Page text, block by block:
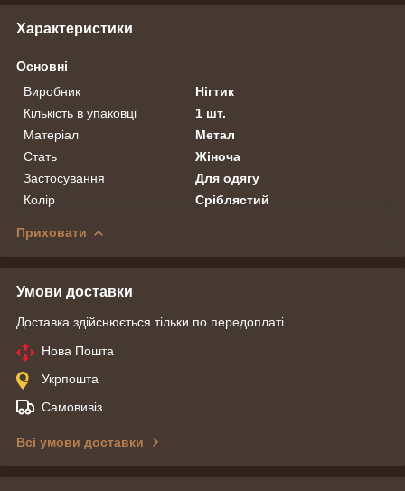
Характеристики
Основні
Виробник
Нігтик
Кількість в упаковці
1 шт.
Матеріал
Метал
Стать
Жіноча
Застосування
Для одягу
Колір
Сріблястий
Приховати
Умови доставки
Доставка здійснюється тільки по передоплаті.
Нова Пошта
Укрпошта
Самовивіз
Всі умови доставки